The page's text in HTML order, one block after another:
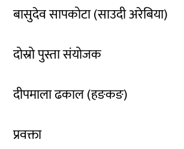
बासुदेव सापकोटा (साउदी अरेबिया)
दोस्रो पुस्ता संयोजक
दीपमाला ढकाल (हङकङ)
प्रवक्ता